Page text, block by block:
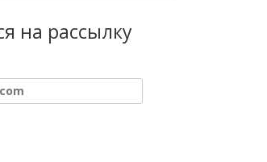
на рассылку